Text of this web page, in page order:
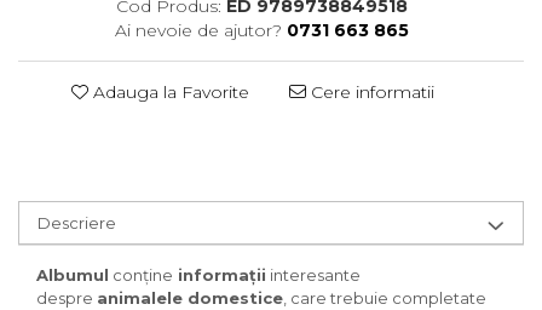
Cod Produs: ED 9789738849518
Ai nevoie de ajutor? 0731 663 865
Adauga la Favorite Cere informatii
Descriere
Albumul conține informații interesante
despre animalele domestice , care trebuie completate